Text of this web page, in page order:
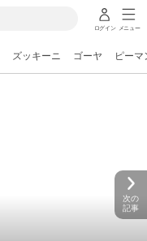
ログイン メニュー
ズッキーニ ゴーヤ ピーマ
次の
記事